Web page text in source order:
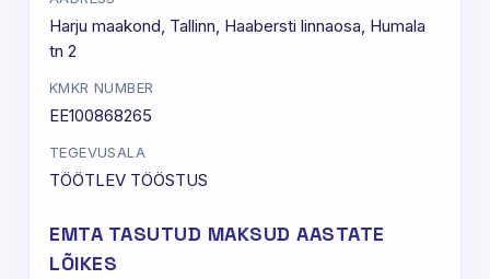
Harju maakond, Tallinn, Haabersti linnaosa, Humala
tn 2
KMKR NUMBER
EE100868265
TEGEVUSALA
TÖÖTLEV TÖÖSTUS
EMTA TASUTUD MAKSUD AASTATE
LÕIKES